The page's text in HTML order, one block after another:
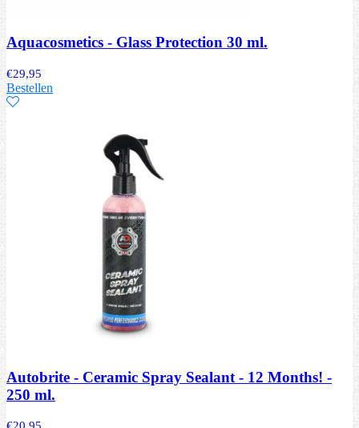
Aquacosmetics - Glass Protection 30 ml.
€29,95
Bestellen
Autobrite - Ceramic Spray Sealant - 12 Months! -
250 ml.